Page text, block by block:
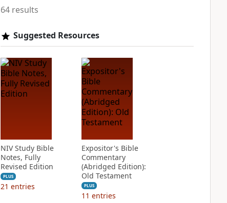
64 results
Suggested Resources
NIV Study Bible
Notes, Fully
Revised Edition
PLUS
21 entries
Expositor's Bible
Commentary
(Abridged Edition):
Old Testament
PLUS
11 entries